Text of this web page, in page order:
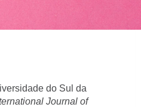
do Sul da
Journal of